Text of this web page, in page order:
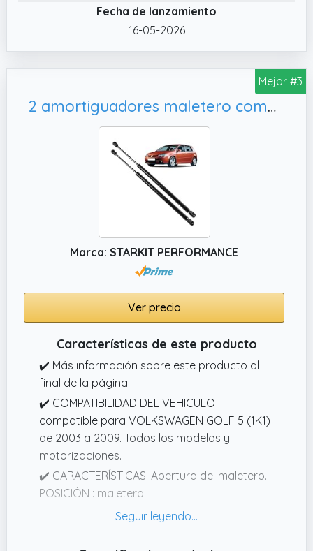
Fecha de lanzamiento
16-05-2026
Mejor #3
2 amortiguadores maletero compatibles para Golf 5 (1K1) (2003-2009) muelle neumático maletero. 1K6827550A, 1K6827550E
Marca: STARKIT PERFORMANCE
Ver precio
Características de este producto
✔️ Más información sobre este producto al
final de la página.
✔️ COMPATIBILIDAD DEL VEHICULO :
compatible para VOLKSWAGEN GOLF 5 (1K1)
de 2003 a 2009. Todos los modelos y
motorizaciones.
✔️ CARACTERÍSTICAS: Apertura del maletero.
POSICIÓN : maletero.
✔️ PIEZA DE RECAMBIO NUEVA : Pieza nueva
original. Garantía 2 años.